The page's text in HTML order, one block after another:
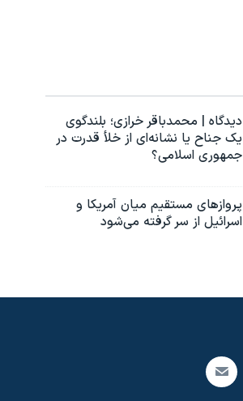
دیدگاه | محمدباقر خرازی؛ بلندگوی
یک جناح یا نشانه‌ای از خلأ قدرت در
جمهوری اسلامی؟
پروازهای مستقیم میان آمریکا و
اسرائیل از سر گرفته می‌شود